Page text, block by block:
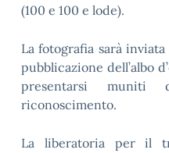
(100 e 100 e lode).
La fotografia sarà
pubblicazione dell’albo
presentarsi
riconoscimento.
La liberatoria per il